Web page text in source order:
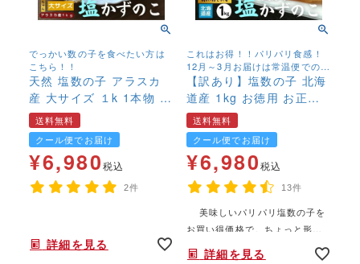
でっかい数の子を食べたい方は
こちら！！
天然 塩数の子 アラスカ
産 大サイズ １k 1本物 送
料無料 本ちゃん かずの
こ カズノコ 大きい 最
大級
送料無料
クール便でお届け
¥6,980税込
2件
詳細を見る
これはお得！！パリパリ食感！
12月～3月お届けは常温便での発
送。 4月～11月お届けは冷蔵便
発送
【訳あり】塩数の子 北海
道産 1kg お徳用 お正月
おせち かずのこ カズノ
コ 数の子【送料無料】
送料無料
クール便でお届け
¥6,980税込
13件
美味しいパリパリ塩数の子を
お買い得価格で。ちょっと形は
はそのままです。ずっしりボリ
詳細を見る